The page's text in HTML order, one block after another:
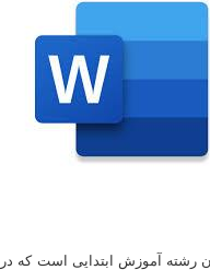
رشته آموزش ابتدایی است که